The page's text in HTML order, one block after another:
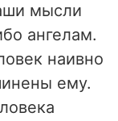
мысли
ангелам.
наивно
ему.